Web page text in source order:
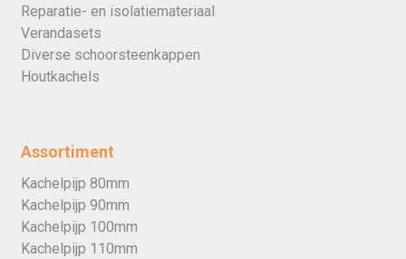
Reparatie- en isolatiemateriaal
Verandasets
Diverse schoorsteenkappen
Houtkachels
Assortiment
Kachelpijp 80mm
Kachelpijp 90mm
Kachelpijp 100mm
Kachelpijp 110mm